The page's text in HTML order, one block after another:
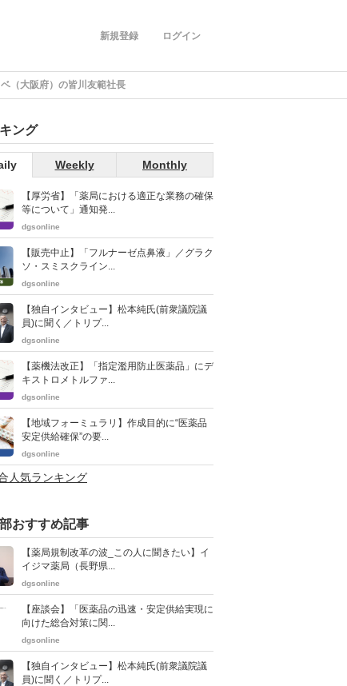
ログイン
新規登録
（大阪府）の皆川友範社長
ング
Weekly Monthly
【厚労省】「薬局における適正な業務の確保
等について」通知発...
dgsonline
【販売中止】「フルナーゼ点鼻液」／グラク
ソ・スミスクライン...
dgsonline
【独自インタビュー】松本純氏(前衆議院議
員)に聞く／トリプ...
dgsonline
【薬機法改正】「指定濫用防止医薬品」にデ
キストロメトルファ...
dgsonline
【地域フォーミュラリ】作成目的に“医薬品
安定供給確保”の要...
dgsonline
人気ランキング
おすすめ記事
【薬局規制改革の波_この人に聞きたい】イ
イジマ薬局（長野県...
dgsonline
【座談会】「医薬品の迅速・安定供給実現に
向けた総合対策に関...
dgsonline
【独自インタビュー】松本純氏(前衆議院議
員)に聞く／トリプ...